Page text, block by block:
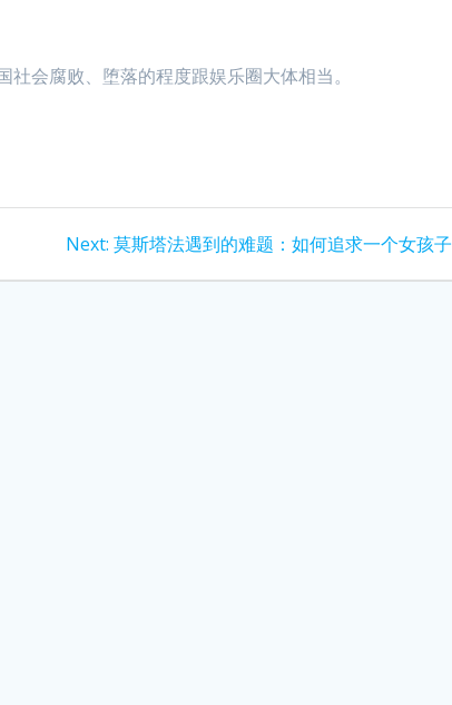
会腐败、堕落的程度跟娱乐圈大体相当。
Next: Next
莫斯塔法遇到的难题：如何追求一个女孩子